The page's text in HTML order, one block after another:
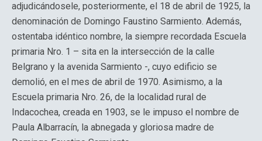
adjudicándosele, posteriormente, el 18 de abril de 1925, la
denominación de Domingo Faustino Sarmiento. Además,
ostentaba idéntico nombre, la siempre recordada Escuela
primaria Nro. 1 – sita en la intersección de la calle
Belgrano y la avenida Sarmiento -, cuyo edificio se
demolió, en el mes de abril de 1970. Asimismo, a la
Escuela primaria Nro. 26, de la localidad rural de
Indacochea, creada en 1903, se le impuso el nombre de
Paula Albarracín, la abnegada y gloriosa madre de